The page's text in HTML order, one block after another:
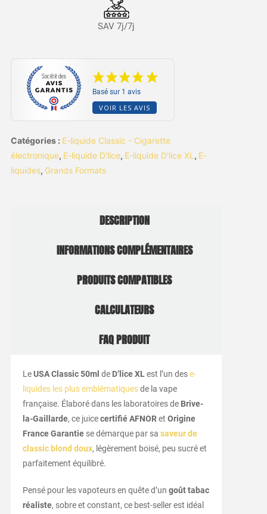
SAV 7j/7j
Basé sur 1 avis
VOIR LES AVIS
Catégories : E-liquide Classic - Cigarette
électronique, E-liquide D'lice, E-liquide D'lice XL , E-
liquides, Grands Formats
DESCRIPTION
INFORMATIONS COMPLÉMENTAIRES
PRODUITS COMPATIBLES
CALCULATEURS
FAQ PRODUIT
LeUSA Classic 50ml de D’lice XLest l’un dese-
liquides les plus emblématiquesde la vape
française. Élaboré dans les laboratoires de Brive-
la-Gaillarde, ce juicecertifié AFNORet Origine
France Garantiese démarque par sa saveur de
classic blond doux, légèrement boisé, peu sucré et
parfaitement équilibré.
Pensé pour les vapoteurs en quête d’un goût tabac
réaliste, sobre et constant, ce best-seller est idéal